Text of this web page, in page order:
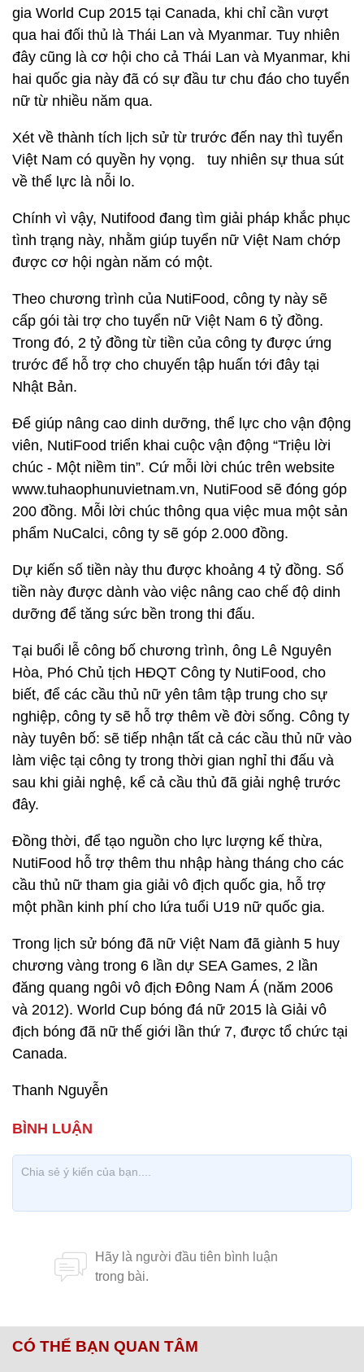
gia World Cup 2015 tại Canada, khi chỉ cần vượt
qua hai đối thủ là Thái Lan và Myanmar. Tuy nhiên
đây cũng là cơ hội cho cả Thái Lan và Myanmar, khi
hai quốc gia này đã có sự đầu tư chu đáo cho tuyển
nữ từ nhiều năm qua.
Xét về thành tích lịch sử từ trước đến nay thì tuyển
Việt Nam có quyền hy vọng. tuy nhiên sự thua sút
về thể lực là nỗi lo.
Chính vì vậy, Nutifood đang tìm giải pháp khắc phục
tình trạng này, nhằm giúp tuyển nữ Việt Nam chớp
được cơ hội ngàn năm có một.
Theo chương trình của NutiFood, công ty này sẽ
cấp gói tài trợ cho tuyển nữ Việt Nam 6 tỷ đồng.
Trong đó, 2 tỷ đồng từ tiền của công ty được ứng
trước để hỗ trợ cho chuyến tập huấn tới đây tại
Nhật Bản.
Để giúp nâng cao dinh dưỡng, thể lực cho vận động
viên, NutiFood triển khai cuộc vận động “Triệu lời
chúc - Một niềm tin”. Cứ mỗi lời chúc trên website
www.tuhaophunuvietnam.vn, NutiFood sẽ đóng góp
200 đồng. Mỗi lời chúc thông qua việc mua một sản
phẩm NuCalci, công ty sẽ góp 2.000 đồng.
Dự kiến số tiền này thu được khoảng 4 tỷ đồng. Số
tiền này được dành vào việc nâng cao chế độ dinh
dưỡng để tăng sức bền trong thi đấu.
Tại buổi lễ công bố chương trình, ông Lê Nguyên
Hòa, Phó Chủ tịch HĐQT Công ty NutiFood, cho
biết, để các cầu thủ nữ yên tâm tập trung cho sự
nghiệp, công ty sẽ hỗ trợ thêm về đời sống. Công ty
này tuyên bố: sẽ tiếp nhận tất cả các cầu thủ nữ vào
làm việc tại công ty trong thời gian nghỉ thi đấu và
sau khi giải nghệ, kể cả cầu thủ đã giải nghệ trước
đây.
Đồng thời, để tạo nguồn cho lực lượng kế thừa,
NutiFood hỗ trợ thêm thu nhập hàng tháng cho các
cầu thủ nữ tham gia giải vô địch quốc gia, hỗ trợ
một phần kinh phí cho lứa tuổi U19 nữ quốc gia.
Trong lịch sử bóng đã nữ Việt Nam đã giành 5 huy
chương vàng trong 6 lần dự SEA Games, 2 lần
đăng quang ngôi vô địch Đông Nam Á (năm 2006
và 2012). World Cup bóng đá nữ 2015 là Giải vô
địch bóng đã nữ thế giới lần thứ 7, được tổ chức tại
Canada.
Thanh Nguyễn
CÓ THỂ BẠN QUAN TÂM